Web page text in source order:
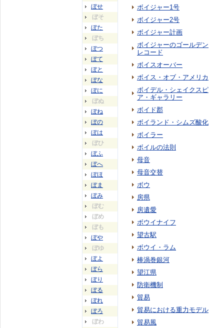
ぼせ
ぼそ
ぼた
ぼち
ぼつ
ぼて
ぼと
ぼな
ぼに
ぼぬ
ぼね
ぼの
ぼは
ぼひ
ぼふ
ぼへ
ぼほ
ぼま
ぼみ
ぼむ
ぼめ
ぼも
ぼや
ぼゆ
ぼよ
ぼら
ぼり
ぼる
ぼれ
ぼろ
ぼわ
ボイジャー1号
ボイジャー2号
ボイジャー計画
ボイジャーのゴールデン
レコード
ボイスオーバー
ボイス・オブ・アメリカ
ボイデル・シェイクスピ
ア・ギャラリー
ボイド郡
ボイランド・シムズ酸化
ボイラー
ボイルの法則
母音
母音交替
ボウ
房県
房遺愛
ボウイナイフ
望古駅
ボウイ・ラム
棒渦巻銀河
望江県
防衛機制
貿易
貿易における重力モデル
貿易風